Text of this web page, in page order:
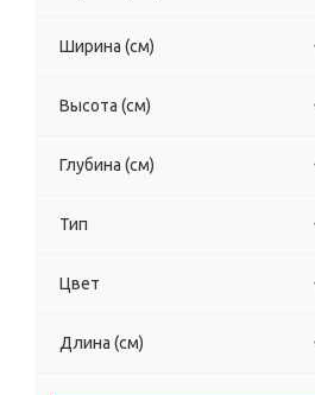
Ширина (см)
Высота (см)
Глубина (см)
Тип
Цвет
Длина (см)